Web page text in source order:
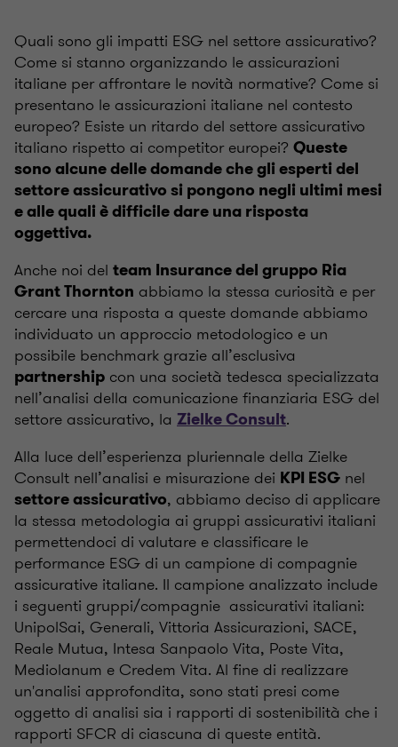
Quali sono gli impatti ESG nel settore assicurativo?
Come si stanno organizzando le assicurazioni
italiane per affrontare le novità normative? Come si
presentano le assicurazioni italiane nel contesto
europeo? Esiste un ritardo del settore assicurativo
italiano rispetto ai competitor europei? Queste
sono alcune delle domande che gli esperti del
settore assicurativo si pongono negli ultimi mesi
e alle quali è difficile dare una risposta
oggettiva.
Anche noi del team Insurance del gruppo Ria
Grant Thornton abbiamo la stessa curiosità e per
cercare una risposta a queste domande abbiamo
individuato un approccio metodologico e un
possibile benchmark grazie all’esclusiva
partnership con una società tedesca specializzata
nell’analisi della comunicazione finanziaria ESG del
settore assicurativo, la Zielke Consult.
Alla luce dell’esperienza pluriennale della Zielke
Consult nell’analisi e misurazione dei KPI ESG nel
settore assicurativo, abbiamo deciso di applicare
la stessa metodologia ai gruppi assicurativi italiani
permettendoci di valutare e classificare le
performance ESG di un campione di compagnie
assicurative italiane. Il campione analizzato include
i seguenti gruppi/compagnie assicurativi italiani:
UnipolSai, Generali, Vittoria Assicurazioni, SACE,
Reale Mutua, Intesa Sanpaolo Vita, Poste Vita,
Mediolanum e Credem Vita. Al fine di realizzare
un'analisi approfondita, sono stati presi come
oggetto di analisi sia i rapporti di sostenibilità che i
rapporti SFCR di ciascuna di queste entità.